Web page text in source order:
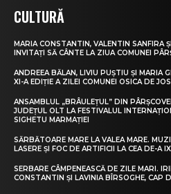
CULTURĂ
MARIA CONSTANTIN, VALENTIN SANFIRA
INVITAȚI SĂ CÂNTE LA ZIUA COMUNEI
ANDREEA BĂLAN, LIVIU PUȘTIU ȘI MARIA
XI-A EDIȚIE A ZILEI COMUNEI OSICA DE JOS
ANSAMBLUL „BRÂULEȚUL” DIN
JUDEȚUL OLT LA FESTIVALUL
SIGHETU MARMAȚIEI
SĂRBĂTOARE MARE LA VALEA MARE.
LASERE ȘI FOC DE ARTIFICII LA CEA DE-A
SERBARE CÂMPENEASCĂ DE ZILE MARI.
CONSTANTIN ȘI LAVINIA BÎRSOGHE, CAP